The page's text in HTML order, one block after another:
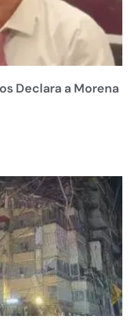
Declara a Morena